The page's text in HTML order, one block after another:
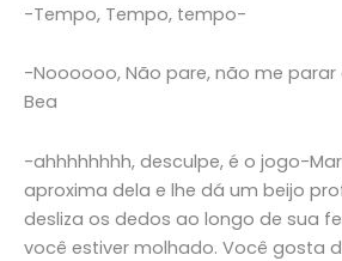
-Tempo, Tempo, tempo-
-Noooooo, Não pare, não me
Bea
-ahhhhhhhh, desculpe, é o jogo-
aproxima dela e lhe dá um beijo
desliza os dedos ao longo de sua
você estiver molhado. Você gosta